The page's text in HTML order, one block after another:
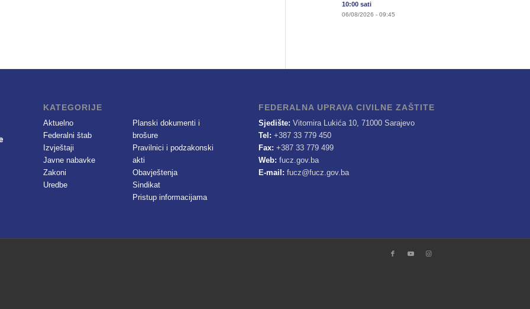
10:00 sati
06/08/2026 - 09:45
KATEGORIJE
Aktuelno
Federalni štab
Izvještaji
Javne nabavke
Zakoni
Uredbe
Planski dokumenti i
brošure
Pravilnici i podzakonski
akti
Obavještenja
Sindikat
Pristup informacijama
FEDERALNA UPRAVA CIVILNE ZAŠTITE
Sjedište: Vitomira Lukića 10, 71000 Sarajevo
Tel: +387 33 779 450
Fax: +387 33 779 499
Web: fucz.gov.ba
E-mail: fucz@fucz.gov.ba